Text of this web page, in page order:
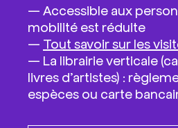
— Accessible aux
mobilité est réduite
— Tout savoir sur les
— La librairie verticale
livres d’artistes) :
espèces ou carte